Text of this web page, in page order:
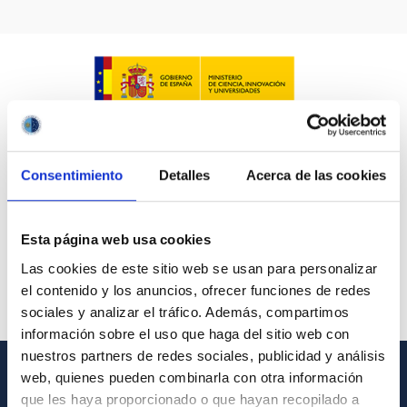
Consentimiento Detalles Acerca de las cookies
Esta página web usa cookies
Las cookies de este sitio web se usan para personalizar
el contenido y los anuncios, ofrecer funciones de redes
sociales y analizar el tráfico. Además, compartimos
información sobre el uso que haga del sitio web con
nuestros partners de redes sociales, publicidad y análisis
web, quienes pueden combinarla con otra información
que les haya proporcionado o que hayan recopilado a
INFORMACIÓN GENERAL